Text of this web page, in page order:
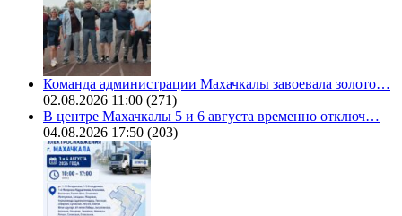
Команда администрации Махачкалы завоевала золото…
02.08.2026 11:00 (271)
В центре Махачкалы 5 и 6 августа временно отключ…
04.08.2026 17:50 (203)